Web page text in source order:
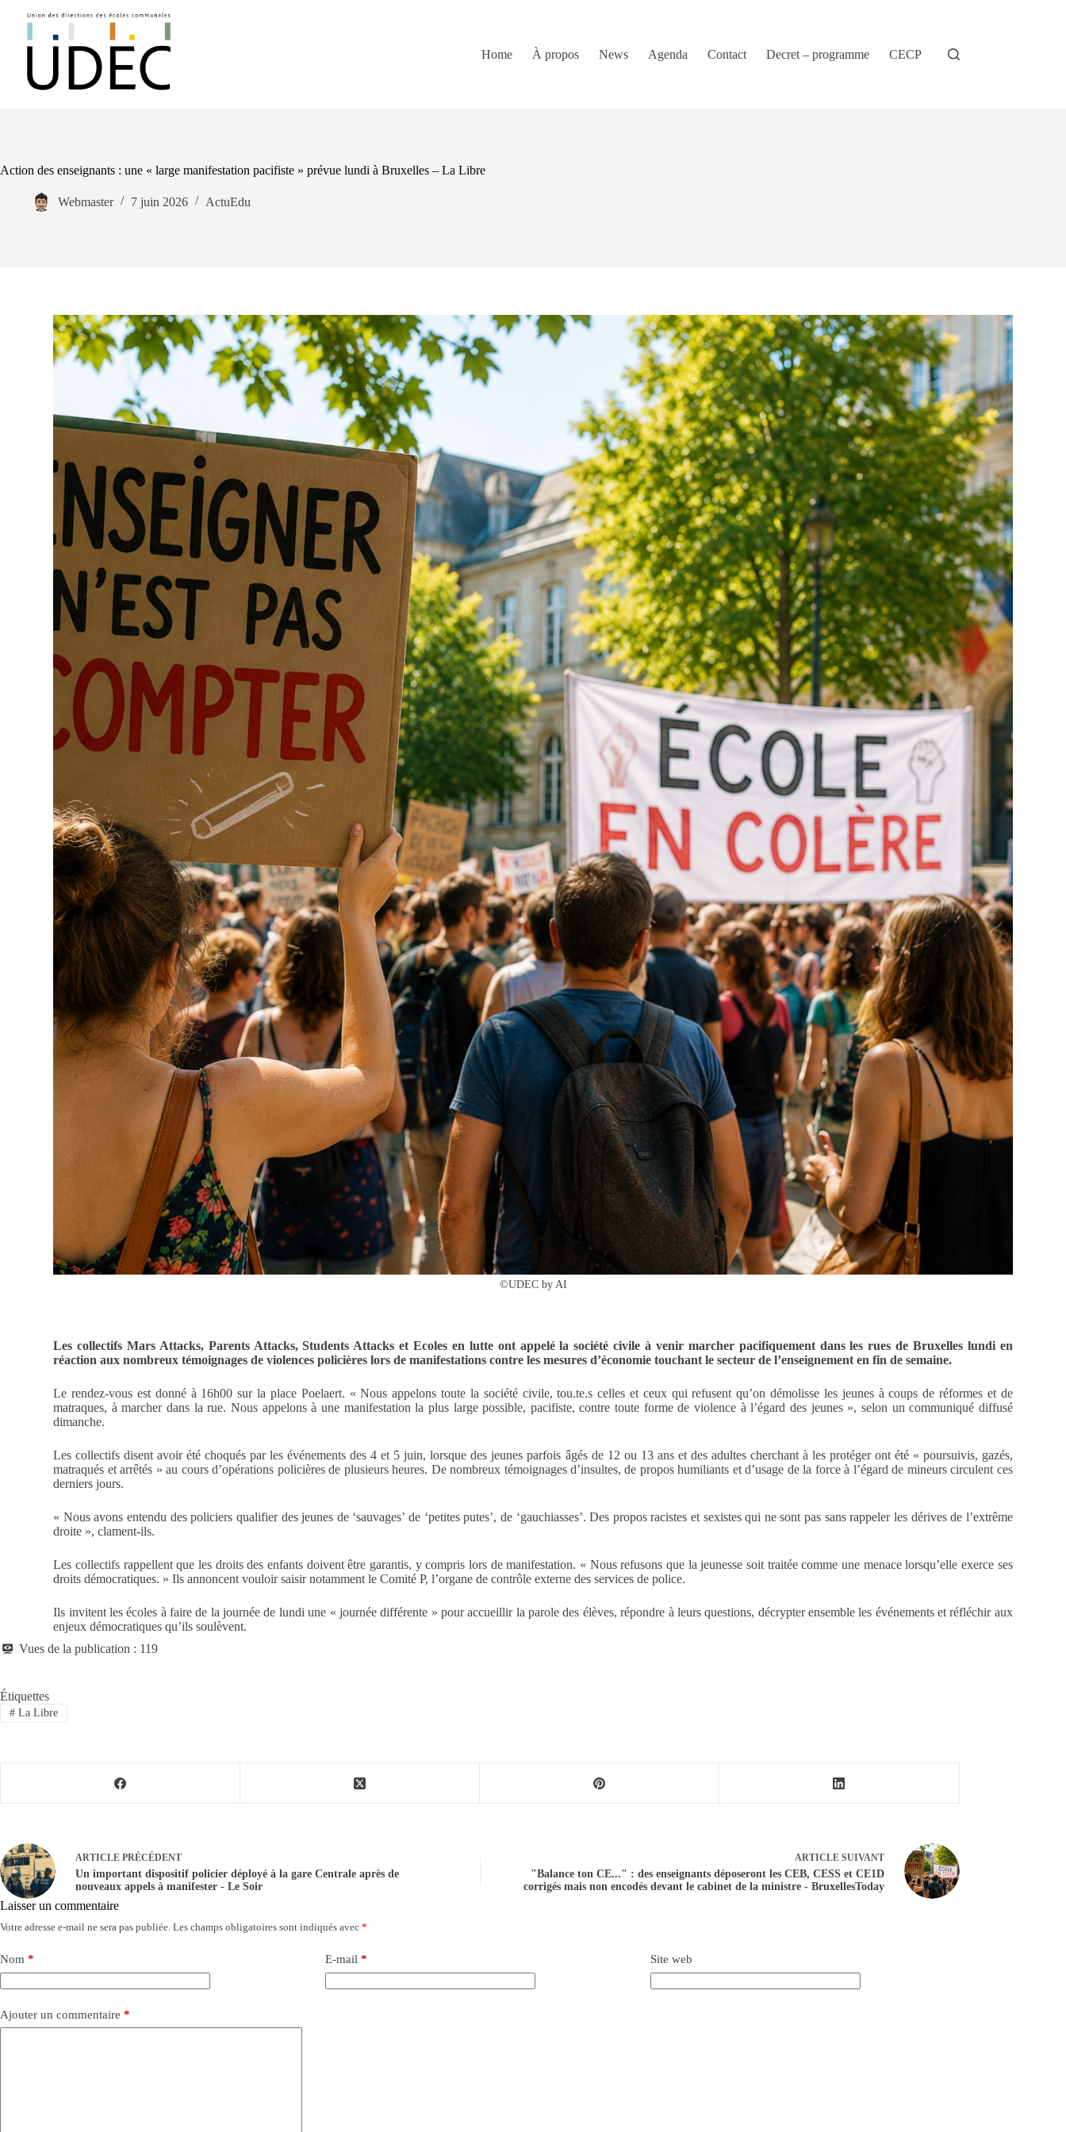
Home À propos News Agenda Contact Decret – programme CECP
Action des enseignants : une « large manifestation pacifiste » prévue lundi à Bruxelles – La Libre
Webmaster 7 juin 2026 ActuEdu
©UDEC by AI
Les collectifs Mars Attacks, Parents Attacks, Students Attacks et Ecoles en lutte ont appelé la société civile à venir marcher pacifiquement dans les rues de Bruxelles lundi en
réaction aux nombreux témoignages de violences policières lors de manifestations contre les mesures d’économie touchant le secteur de l’enseignement en fin de semaine.
Le rendez-vous est donné à 16h00 sur la place Poelaert. « Nous appelons toute la société civile, tou.te.s celles et ceux qui refusent qu’on démolisse les jeunes à coups de réformes et de
matraques, à marcher dans la rue. Nous appelons à une manifestation la plus large possible, pacifiste, contre toute forme de violence à l’égard des jeunes », selon un communiqué diffusé
dimanche.
Les collectifs disent avoir été choqués par les événements des 4 et 5 juin, lorsque des jeunes parfois âgés de 12 ou 13 ans et des adultes cherchant à les protéger ont été « poursuivis, gazés,
matraqués et arrêtés » au cours d’opérations policières de plusieurs heures. De nombreux témoignages d’insultes, de propos humiliants et d’usage de la force à l’égard de mineurs circulent ces
derniers jours.
« Nous avons entendu des policiers qualifier des jeunes de ‘sauvages’ de ‘petites putes’, de ‘gauchiasses’. Des propos racistes et sexistes qui ne sont pas sans rappeler les dérives de l’extrême
droite », clament-ils.
Les collectifs rappellent que les droits des enfants doivent être garantis, y compris lors de manifestation. « Nous refusons que la jeunesse soit traitée comme une menace lorsqu’elle exerce ses
droits démocratiques. » Ils annoncent vouloir saisir notamment le Comité P, l’organe de contrôle externe des services de police.
Ils invitent les écoles à faire de la journée de lundi une « journée différente » pour accueillir la parole des élèves, répondre à leurs questions, décrypter ensemble les événements et réfléchir aux
enjeux démocratiques qu’ils soulèvent.
Vues de la publication : 119
Étiquettes
#La Libre
ARTICLE PRÉCÉDENT
Un important dispositif policier déployé à la gare Centrale après de
nouveaux appels à manifester - Le Soir
ARTICLESUIVANT
"Balance ton CE..." : des enseignants déposeront les CEB, CESS et CE1D
corrigés mais non encodés devant le cabinet de la ministre - BruxellesToday
Laisser un commentaire
Votre adresse e-mail ne sera pas publiée. Les champs obligatoires sont indiqués avec *
Nom * E-mail* Site web
Ajouter un commentaire *